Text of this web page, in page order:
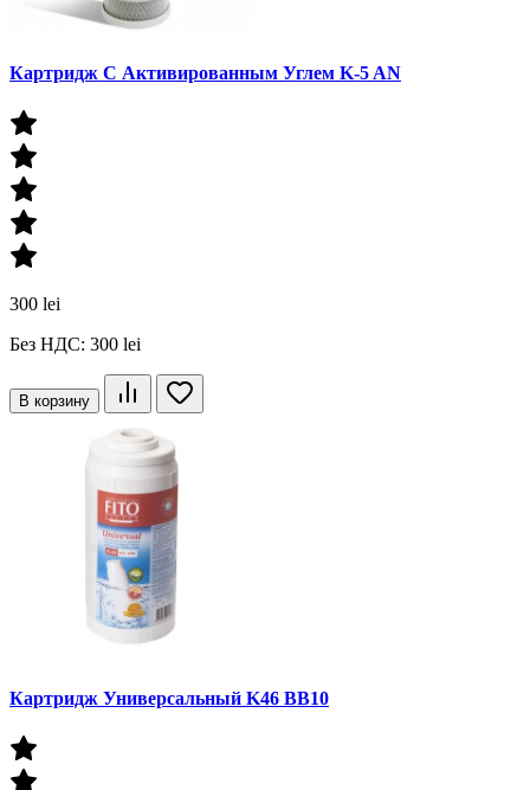
Картридж С Активированным Углем K-5 AN
300 lei
Без НДС: 300 lei
В корзину
Картридж Универсальный K46 BB10